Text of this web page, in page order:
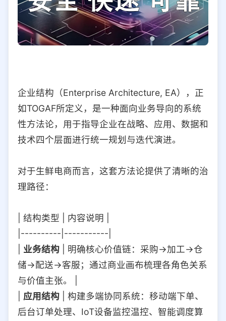
企业结构（Enterprise Architecture, EA），正
如TOGAF所定义，是一种面向业务导向的系统
性方法论，用于指导企业在战略、应用、数据和
技术四个层面进行统一规划与迭代演进。
对于生鲜电商而言，这套方法论提供了清晰的治
理路径：
| 结构类型 | 内容说明 |
|----------|-----------|
业务结构 | 明确核心价值链：采购→加工→仓
储→配送→客服；通过商业画布梳理各角色关系
与价值主张。 |
应用结构 | 构建多端协同系统：移动端下单、
后台订单处理、IoT设备监控温控、智能调度算